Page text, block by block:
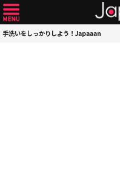
手洗いをしっかりしよう！Japaaan